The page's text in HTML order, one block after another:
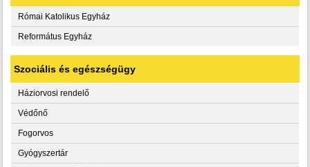
Római Katolikus Egyház
Református Egyház
Szociális és egészségügy
Háziorvosi rendelő
Védőnő
Fogorvos
Gyógyszertár